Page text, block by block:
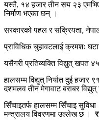
यस्तै, १४ हजार तीन सय २३
निर्माण भएका छन् ।
सरकारको पहल र सक्रियता,
प्राविधिक चुहावटलाई क्रमशः
यसैगरी प्रतिव्यक्ति विद्युत् खपत
हालसम्म विद्युत् निर्यात दुई
दशमलव तीन मेगावाट बराबर
सिँचाइतर्फ हालसम्म सिँचाइ
मन्त्रालय विवरणमा उल्लेख छ ।